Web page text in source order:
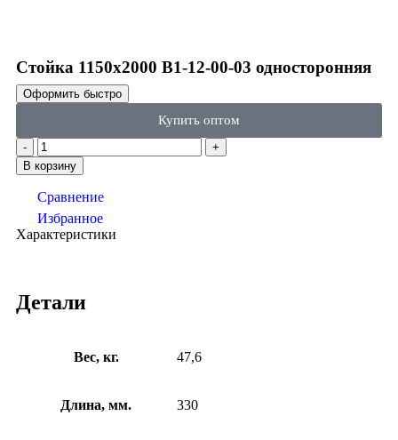
Стойка 1150х2000 В1-12-00-03 односторонняя
Оформить быстро
Купить оптом
В корзину
Сравнение
Избранное
Характеристики
Детали
Вес, кг. 47,6
Длина, мм. 330